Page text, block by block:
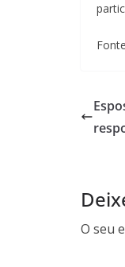
O seu